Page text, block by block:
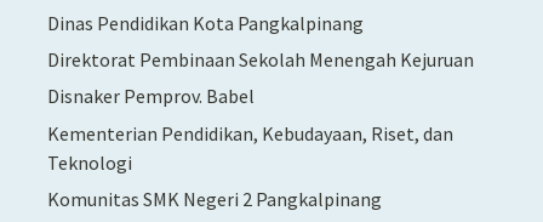
Dinas Pendidikan Kota Pangkalpinang
Direktorat Pembinaan Sekolah Menengah Kejuruan
Disnaker Pemprov. Babel
Kementerian Pendidikan, Kebudayaan, Riset, dan
Teknologi
Komunitas SMK Negeri 2 Pangkalpinang